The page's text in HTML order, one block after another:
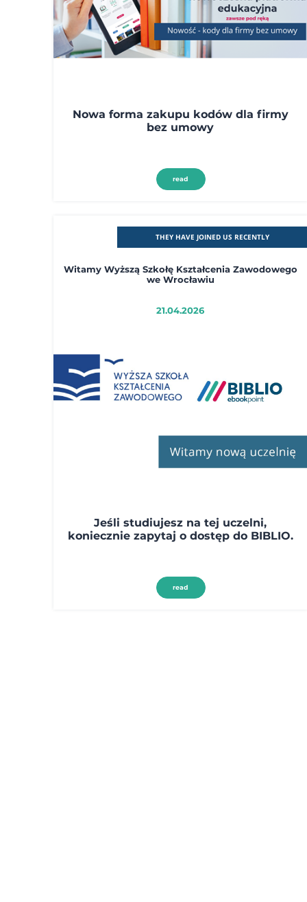
Nowa forma zakupu kodów dla firmy
bez umowy
read
THEY HAVE JOINED US RECENTLY
Witamy Wyższą Szkołę Kształcenia Zawodowego
we Wrocławiu
21.04.2026
Jeśli studiujesz na tej uczelni,
koniecznie zapytaj o dostęp do BIBLIO.
read